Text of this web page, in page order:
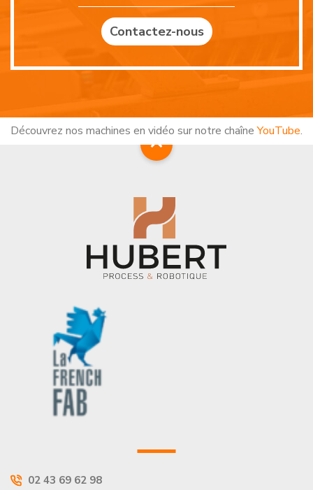
Contactez-nous
Découvrez nos machines en vidéo sur notre chaîneYouTube.
02 43 69 62 98